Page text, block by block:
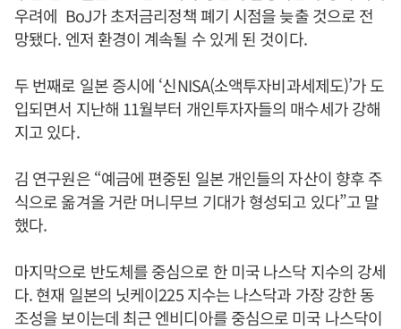
우려에 BoJ가 초저금리정책 폐기 시점을 늦출 것으로 전
망됐다. 엔저 환경이 계속될 수 있게 된 것이다.
두 번째로 일본 증시에 ‘신NISA(소액투자비과세제도)’가 도
입되면서 지난해 11월부터 개인투자자들의 매수세가 강해
지고 있다.
김 연구원은 “예금에 편중된 일본 개인들의 자산이 향후 주
식으로 옮겨올 거란 머니무브 기대가 형성되고 있다”고 말
했다.
마지막으로 반도체를 중심으로 한 미국 나스닥 지수의 강세
다. 현재 일본의 닛케이225 지수는 나스닥과 가장 강한 동
조성을 보이는데 최근 엔비디아를 중심으로 미국 나스닥이